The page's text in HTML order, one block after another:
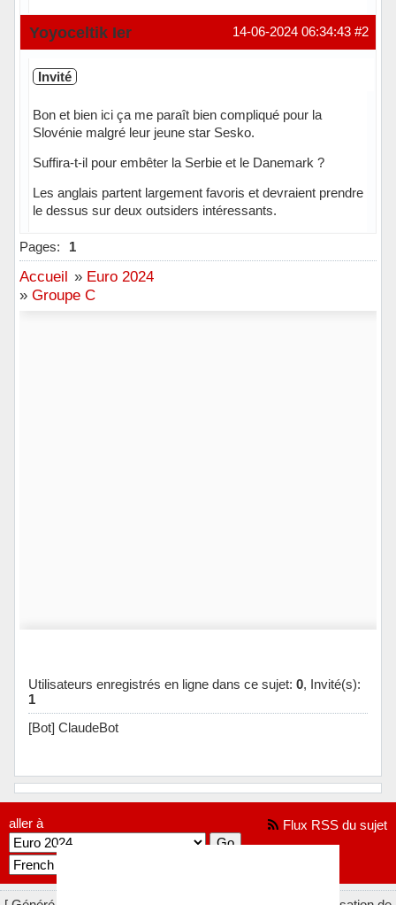
Hors ligne #2
14-06-2024 06:34:43
Yoyoceltik Ier
Invité
Bon et bien ici ça me paraît bien compliqué pour la
Slovénie malgré leur jeune star Sesko.
Suffira-t-il pour embêter la Serbie et le Danemark ?
Les anglais partent largement favoris et devraient prendre
le dessus sur deux outsiders intéressants.
Pages: 1
Accueil » Euro 2024
» Groupe C
Utilisateurs enregistrés en ligne dans ce sujet: 0, Invité(s):
1
[Bot] ClaudeBot
aller à Flux RSS du sujet